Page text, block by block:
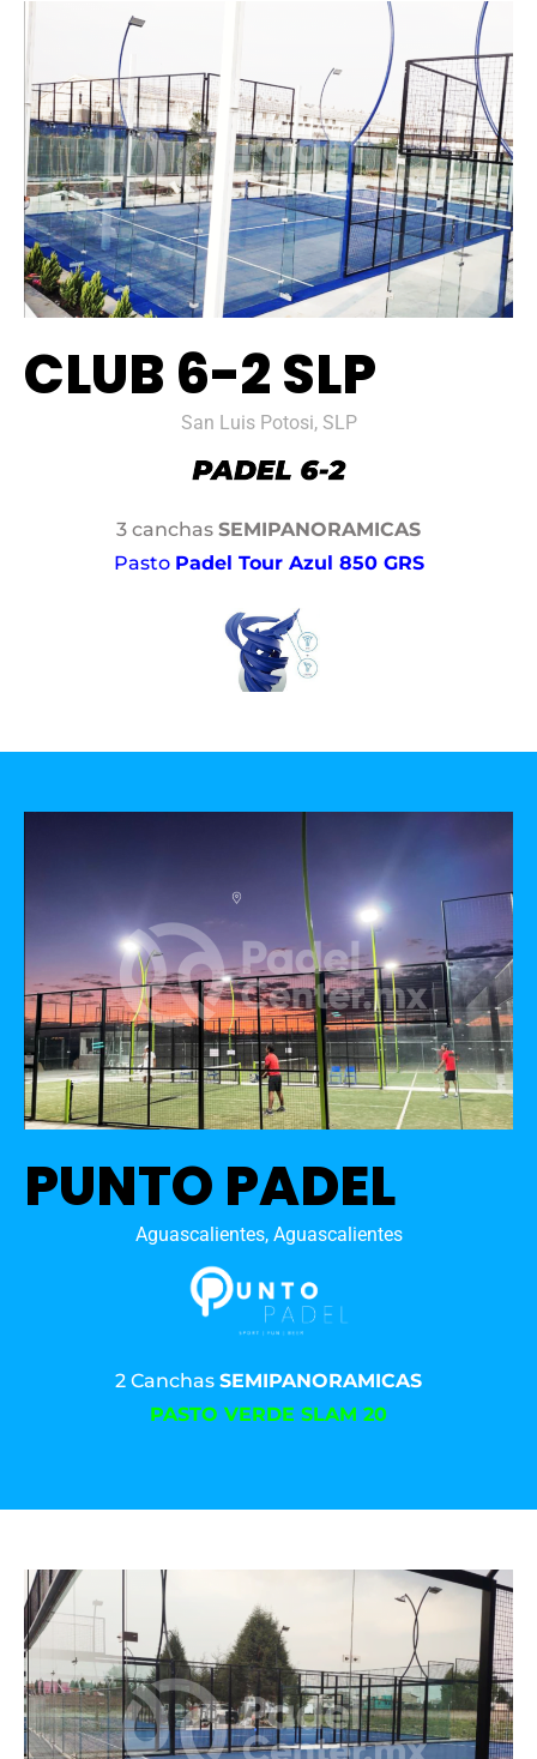
CLUB 6-2 SLP
San Luis Potosi, SLP
3 canchas SEMIPANORAMICAS
Pasto Padel Tour Azul 850 GRS
PUNTO PADEL
Aguascalientes, Aguascalientes
2 Canchas SEMIPANORAMICAS
PASTO VERDE SLAM 20